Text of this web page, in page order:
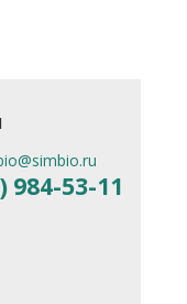
984-53-11